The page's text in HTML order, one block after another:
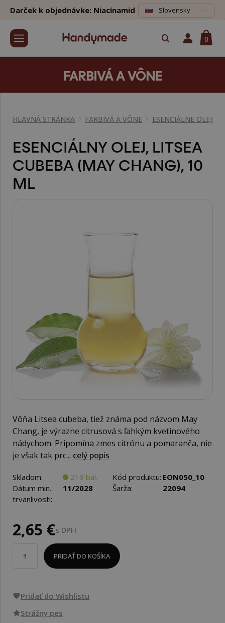
Darček k objednávke: Niacínamid Slovensky
0
FARBIVÁ A VÔNE
HLAVNÁ STRÁNKA FARBIVÁ A VÔNE ESENCIÁLNE OLEJE
ESENCIÁLNY OLEJ, LITSEA
CUBEBA (MAY CHANG), 10
ML
Vôňa Litsea cubeba, tiež známa pod názvom May
Chang, je výrazne citrusová s ľahkým kvetinového
nádychom. Pripomína zmes citrónu a pomaranča, nie
je však tak prc... celý popis
Skladom: 219 bal. Kód produktu: EON050_10
Dátum min.
trvanlivosti:
11/2028 Šarža: 22094
2,65 €s DPH
PRIDAŤ DO KOŠÍKA
Pridať do Wishlistu
Strážny pes